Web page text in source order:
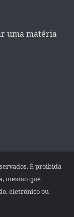
uma matéria
É proibida
mesmo que
eletrônico ou